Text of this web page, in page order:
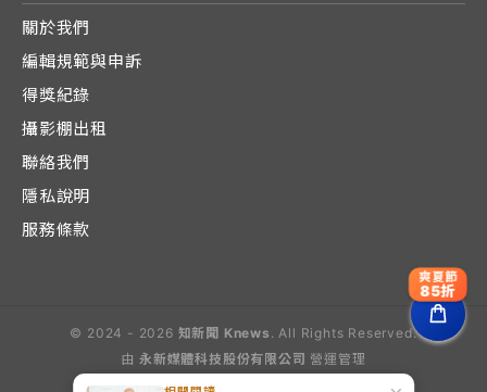
關於我們
編輯規範與申訴
得獎紀錄
攝影棚出租
聯絡我們
隱私說明
服務條款
© 2024 - 2026 知新聞 Knews . All Rights Reserved.
由 永新媒體科技股份有限公司 營運管理
爽夏節
85折